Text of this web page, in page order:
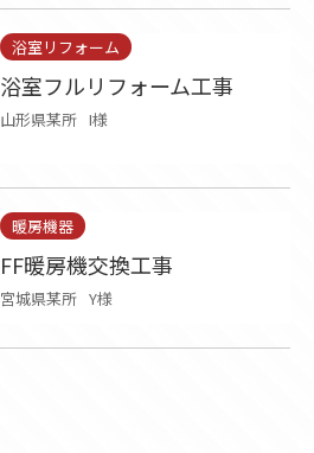
浴室リフォーム
浴室フルリフォーム工事
山形県某所 I様
暖房機器
FF暖房機交換工事
宮城県某所 Y様